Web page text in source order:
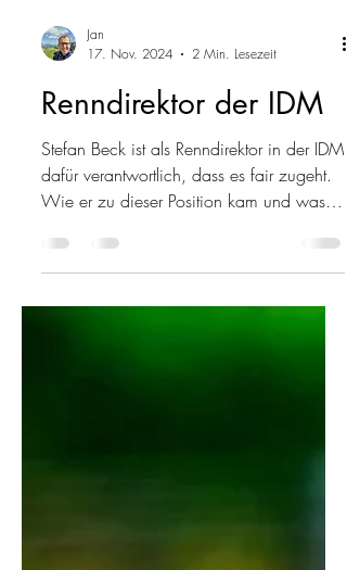
17. Nov. 2024
2 Min. Lesezeit
Renndirektor der IDM
Stefan Beck ist als Renndirektor in der IDM
dafür verantwortlich, dass es fair zugeht.